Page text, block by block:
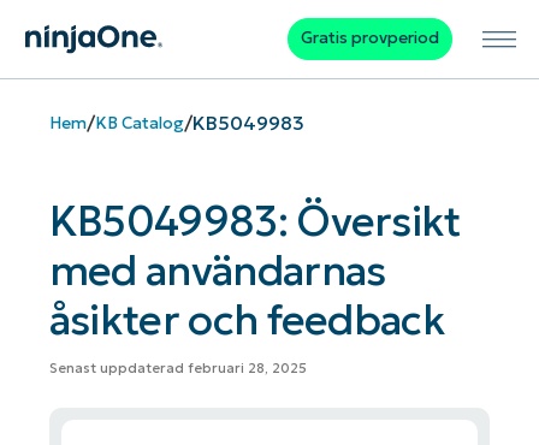
Gratis provperiod
Hem/KB Catalog/KB5049983
KB5049983: Översikt
med användarnas
åsikter och feedback
Senast uppdaterad februari 28, 2025